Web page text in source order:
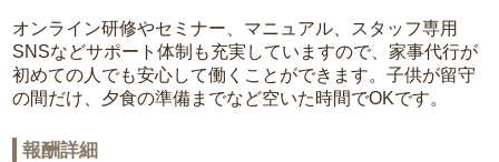
オンライン研修やセミナー、マニュアル、スタッフ専用
SNSなどサポート体制も充実していますので、家事代行が
初めての人でも安心して働くことができます。子供が留守
の間だけ、夕食の準備までなど空いた時間でOKです。
報酬詳細